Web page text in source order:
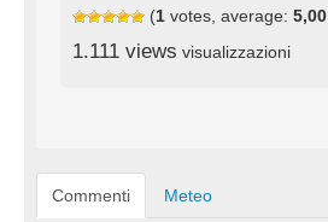
(1 votes, average: 5,00
1.111 views visualizzazioni
Commenti Meteo